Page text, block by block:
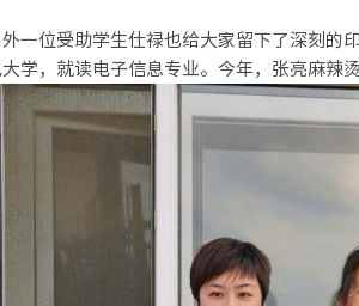
受助学生仕禄也给大家留下了深刻的印
学，就读电子信息专业。今年，张亮麻辣